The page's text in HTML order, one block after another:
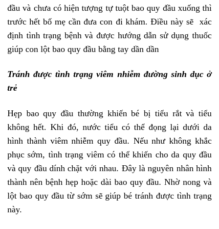
đầu và chưa có hiện tượng tự tuột bao quy đầu xuống thì
trước hết bố mẹ cần đưa con đi khám. Điều này sẽ xác
định tình trạng bệnh và được hướng dẫn sử dụng thuốc
giúp con lột bao quy đầu bằng tay dần dần
Tránh được tình trạng viêm nhiễm đường sinh dục ở
trẻ
Hẹp bao quy đầu thường khiến bé bị tiểu rắt và tiểu
không hết. Khi đó, nước tiểu có thể đọng lại dưới da
hình thành viêm nhiễm quy đầu. Nếu như không khắc
phục sớm, tình trạng viêm có thể khiến cho da quy đầu
và quy đầu dính chặt với nhau. Đây là nguyên nhân hình
thành nên bệnh hẹp hoặc dài bao quy đầu. Nhờ nong và
lột bao quy đầu từ sớm sẽ giúp bé tránh được tình trạng
này.